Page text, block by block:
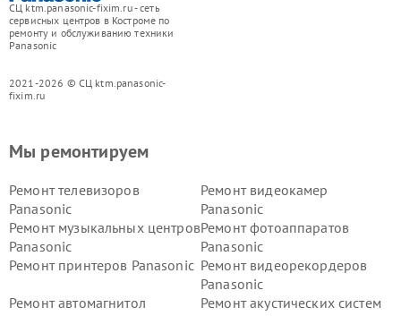
СЦ ktm.panasonic-fixim.ru - сеть
сервисных центров в Костроме по
ремонту и обслуживанию техники
Panasonic
2021-2026 © СЦ ktm.panasonic-
fixim.ru
Мы ремонтируем
Ремонт телевизоров
Panasonic
Ремонт видеокамер
Panasonic
Ремонт музыкальных центров
Panasonic
Ремонт фотоаппаратов
Panasonic
Ремонт принтеров Panasonic Ремонт видеорекордеров
Panasonic
Ремонт автомагнитол
Ремонт акустических систем